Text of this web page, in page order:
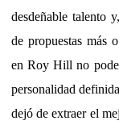
desdeñable talento
de propuestas más
en Roy Hill no
personalidad
dejó de extraer el